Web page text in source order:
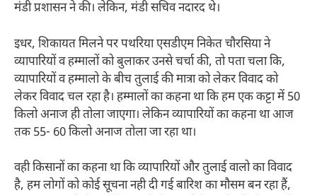
मंडी प्रशासन ने की। लेकिन, मंडी सचिव नदारद थे।
इधर, शिकायत मिलने पर पथरिया एसडीएम निकेत चौरसिया ने
व्यापारियों व हम्मालों को बुलाकर उनसे चर्चा की, तो पता चला कि,
व्यापारियों व हम्मालो के बीच तुलाई की मात्रा को लेकर विवाद को
लेकर विवाद चल रहा है। हम्मालों का कहना था कि हम एक कट्टा में 50
किलो अनाज ही तोला जाएगा। लेकिन व्यापारियों का कहना था आज
तक 55- 60 किलो अनाज तोला जा रहा था।
वही किसानों का कहना था कि व्यापारियों और तुलाई वालो का विवाद
है, हम लोगों को कोई सूचना नही दी गई बारिश का मौसम बन रहा हैं,